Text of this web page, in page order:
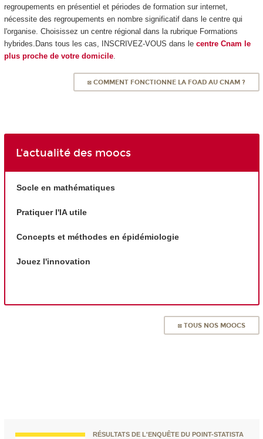
regroupements en présentiel et périodes de formation sur internet,
nécessite des regroupements en nombre significatif dans le centre qui
l'organise. Choisissez un centre régional dans la rubrique Formations
hybrides.Dans tous les cas, INSCRIVEZ-VOUS dans le centre Cnam le
plus proche de votre domicile.
◙ COMMENT FONCTIONNE LA FOAD AU CNAM ?
L'actualité des moocs
Socle en mathématiques
Pratiquer l'IA utile
Concepts et méthodes en épidémiologie
Jouez l'innovation
◙ TOUS NOS MOOCS
RÉSULTATS DE L'ENQUÊTE DU POINT-STATISTA